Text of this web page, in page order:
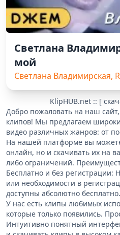
Светлана
мой
Светлана Владимирская,
Music, Pop, Retro
KlipHUB.net :: [
Добро пожаловать на наш
клипов! Мы предлагаем
видео различных жанров: от
На нашей платформе вы
онлайн, но и скачивать их на
либо ограничений.
Бесплатно и без регистрации:
или необходимости в
доступны абсолютно
У нас есть клипы любимых
которые только появились.
Интуитивно понятный